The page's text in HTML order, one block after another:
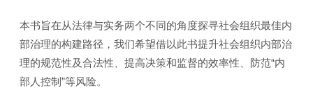
本书旨在从法律与实务两个不同的角度探寻社会组织最佳内
部治理的构建路径，我们希望借以此书提升社会组织内部治
理的规范性及合法性、提高决策和监督的效率性、防范“内
部人控制”等风险。